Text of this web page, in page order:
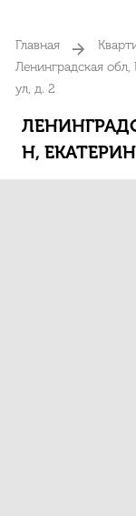
Главная
Ленинградская
ул, д. 2
Н,